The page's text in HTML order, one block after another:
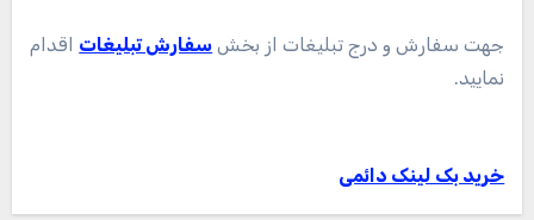
جهت سفارش و درج تبلیغات از بخش سفارش تبلیغات اقدام
نمایید.
خرید بک لینک دائمی